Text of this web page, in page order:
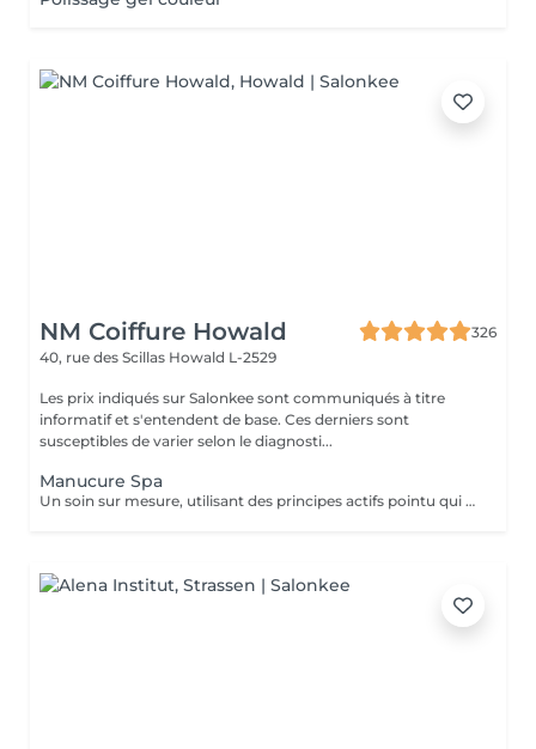
NM Coiffure Howald
326
40, rue des Scillas Howald L-2529
Les prix indiqués sur Salonkee sont communiqués à titre
informatif et s'entendent de base. Ces derniers sont
susceptibles de varier selon le diagnosti...
Manucure Spa
Un soin sur mesure, utilisant des principes actifs pointu qui vous aidera a la restructuration de vos mains ainsi que vos ongles. Une combination parfaite entre exfoliation et masque pour retrouver éclat et hydratation durable .